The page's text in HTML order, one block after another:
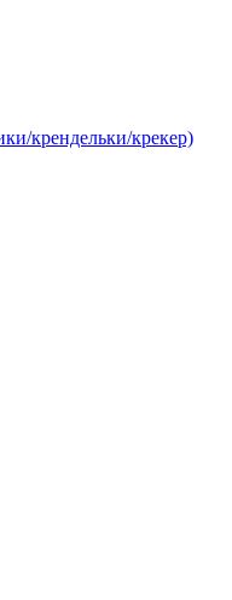
крендельки/крекер)